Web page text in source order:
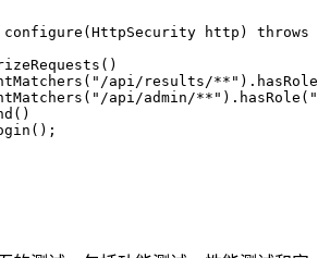
http) throws
api/results/
api/admin/